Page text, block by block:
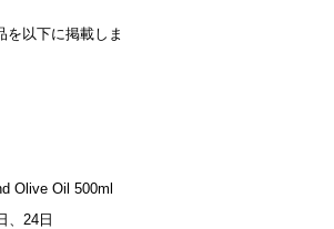
を以下に掲載しま
Olive Oil 500ml
、24日